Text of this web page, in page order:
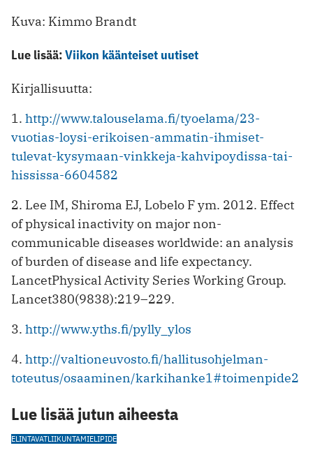
Kuva: Kimmo Brandt
Lue lisää:Viikon käänteiset uutiset
Kirjallisuutta:
1. http://www.talouselama.fi/tyoelama/23-
vuotias-loysi-erikoisen-ammatin-ihmiset-
tulevat-kysymaan-vinkkeja-kahvipoydissa-tai-
hississa-6604582
2. Lee IM, Shiroma EJ, Lobelo F ym. 2012. Effect
of physical inactivity on major non-
communicable diseases worldwide: an analysis
of burden of disease and life expectancy.
LancetPhysical Activity Series Working Group.
Lancet380(9838):219–229.
3. http://www.yths.fi/pylly_ylos
4. http://valtioneuvosto.fi/hallitusohjelman-
toteutus/osaaminen/karkihanke1#toimenpide2
Lue lisää jutun aiheesta
ELINTAVATLIIKUNTAMIELIPIDE